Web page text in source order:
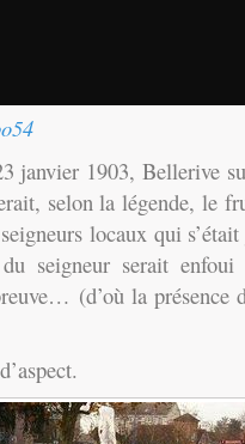
janvier 1903, Bellerive
selon la légende, le
locaux qui
seigneur serait enfoui
(d’où la présence